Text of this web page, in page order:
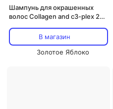
Шампунь для окрашенных
волос Collagen and c3-plex 250
В магазин
Золотое Яблоко